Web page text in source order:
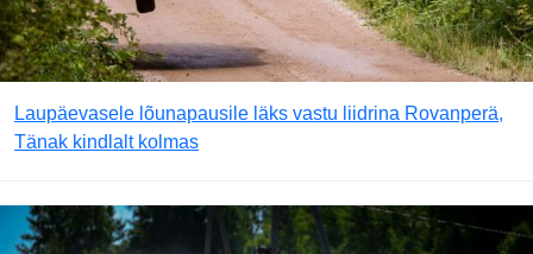
Laupäevasele lõunapausile läks vastu liidrina Rovanperä,
Tänak kindlalt kolmas